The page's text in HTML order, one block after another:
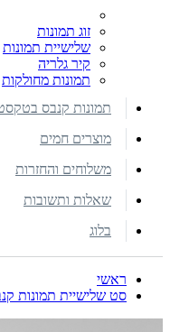
זוג תמונות
שלישיית תמונות
קיר גלריה
תמונות מחולקות
תמונות קנבס
מוצרים חמים
משלוחים והחזרות
שאלות ותשובות
בלוג
ראשי
סט שלישיית תמונות קנבס